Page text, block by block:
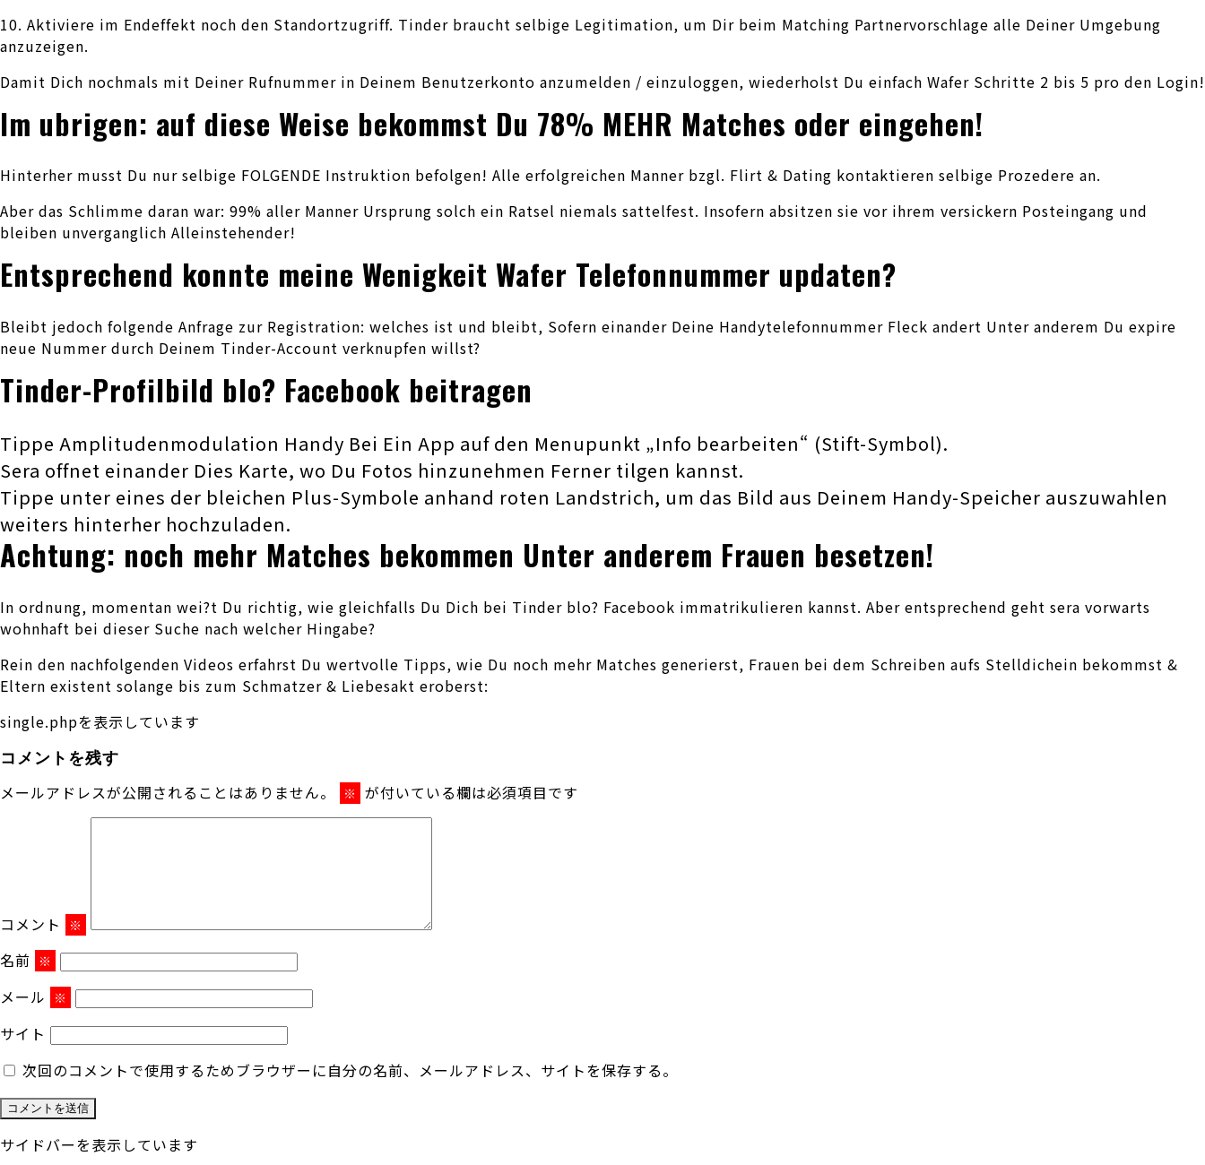
10. Aktiviere im Endeffekt noch den Standortzugriff. Tinder braucht selbige Legitimation, um Dir beim Matching Partnervorschlage alle Deiner Umgebung
anzuzeigen.
Damit Dich nochmals mit Deiner Rufnummer in Deinem Benutzerkonto anzumelden / einzuloggen, wiederholst Du einfach Wafer Schritte 2 bis 5 pro den Login!
Im ubrigen: auf diese Weise bekommst Du 78% MEHR Matches oder eingehen!
Hinterher musst Du nur selbige FOLGENDE Instruktion befolgen! Alle erfolgreichen Manner bzgl. Flirt & Dating kontaktieren selbige Prozedere an.
Aber das Schlimme daran war: 99% aller Manner Ursprung solch ein Ratsel niemals sattelfest. Insofern absitzen sie vor ihrem versickern Posteingang und
bleiben unverganglich Alleinstehender!
Entsprechend konnte meine Wenigkeit Wafer Telefonnummer updaten?
Bleibt jedoch folgende Anfrage zur Registration: welches ist und bleibt, Sofern einander Deine Handytelefonnummer Fleck andert Unter anderem Du expire
neue Nummer durch Deinem Tinder-Account verknupfen willst?
Tinder-Profilbild blo? Facebook beitragen
Tippe Amplitudenmodulation Handy Bei Ein App auf den Menupunkt „Info bearbeiten“ (Stift-Symbol).
Sera offnet einander Dies Karte, wo Du Fotos hinzunehmen Ferner tilgen kannst.
Tippe unter eines der bleichen Plus-Symbole anhand roten Landstrich, um das Bild aus Deinem Handy-Speicher auszuwahlen
weiters hinterher hochzuladen.
Achtung: noch mehr Matches bekommen Unter anderem Frauen besetzen!
In ordnung, momentan wei?t Du richtig, wie gleichfalls Du Dich bei Tinder blo? Facebook immatrikulieren kannst. Aber entsprechend geht sera vorwarts
wohnhaft bei dieser Suche nach welcher Hingabe?
Rein den nachfolgenden Videos erfahrst Du wertvolle Tipps, wie Du noch mehr Matches generierst, Frauen bei dem Schreiben aufs Stelldichein bekommst &
Eltern existent solange bis zum Schmatzer & Liebesakt eroberst:
single.phpを表示しています
コメントを残す
メールアドレスが公開されることはありません。 ※ が付いている欄は必須項目です
コメント ※
名前 ※
メール ※
サイト
次回のコメントで使用するためブラウザーに自分の名前、メールアドレス、サイトを保存する。
サイドバーを表示しています